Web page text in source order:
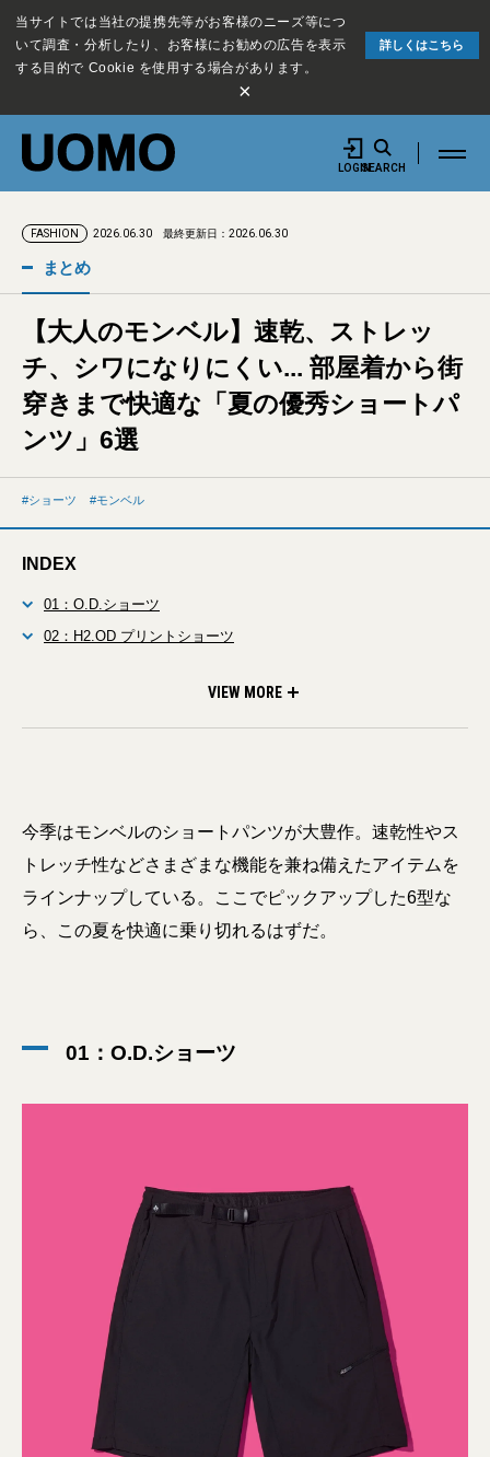
当サイトでは当社の提携先等がお客様のニーズ等につ
いて調査・分析したり、お客様にお勧めの広告を表示
する目的で Cookie を使用する場合があります。
詳しくはこちら
×
LOGINSEARCH
FASHION 2026.06.30 最終更新日：2026.06.30
まとめ
【大人のモンベル】速乾、ストレッ
チ、シワになりにくい... 部屋着から街
穿きまで快適な「夏の優秀ショートパ
ンツ」6選
ショーツ モンベル
INDEX
01：O.D.ショーツ
02：H2.OD プリントショーツ
VIEW MORE
今季はモンベルのショートパンツが大豊作。速乾性やス
トレッチ性などさまざまな機能を兼ね備えたアイテムを
ラインナップしている。ここでピックアップした6型な
ら、この夏を快適に乗り切れるはずだ。
01：O.D.ショーツ